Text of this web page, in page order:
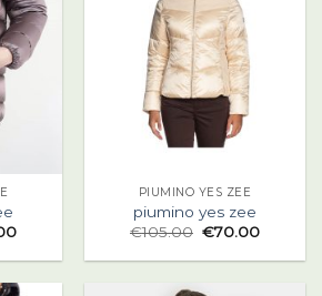
PIUMINO YES ZEE
piumino yes zee
€105.00 €70.00